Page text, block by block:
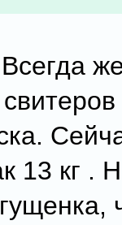
13 кг .